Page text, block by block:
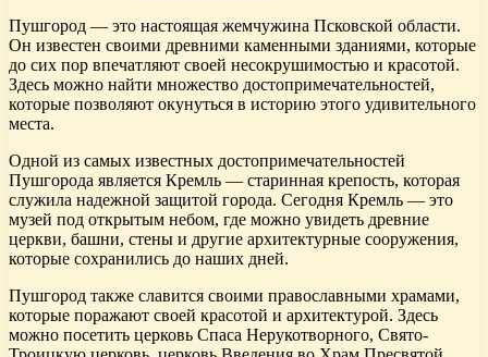
Пушгород — это настоящая жемчужина Псковской области.
Он известен своими древними каменными зданиями, которые
до сих пор впечатляют своей несокрушимостью и красотой.
Здесь можно найти множество достопримечательностей,
которые позволяют окунуться в историю этого удивительного
места.
Одной из самых известных достопримечательностей
Пушгорода является Кремль — старинная крепость, которая
служила надежной защитой города. Сегодня Кремль — это
музей под открытым небом, где можно увидеть древние
церкви, башни, стены и другие архитектурные сооружения,
которые сохранились до наших дней.
Пушгород также славится своими православными храмами,
которые поражают своей красотой и архитектурой. Здесь
можно посетить церковь Спаса Нерукотворного, Свято-